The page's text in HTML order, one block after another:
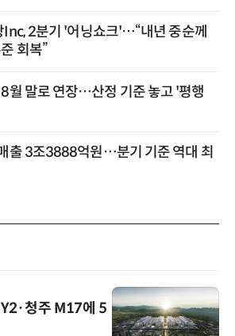
Inc, 2분기 '어닝쇼크'…“내년 중순께
회복”
월 말로 연장…산정 기준 놓고 '평행
출 3조3888억원…분기 기준 역대 최
청주 M17에 5